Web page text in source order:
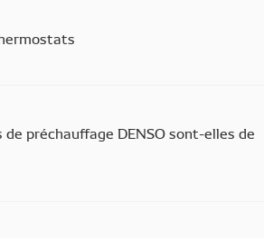
préchauffage DENSO sont-elles de